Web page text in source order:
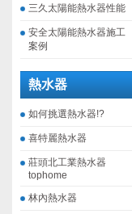
三久太陽能熱水器性能
安全太陽能熱水器施工
案例
熱水器
如何挑選熱水器!?
喜特麗熱水器
莊頭北工業熱水器
tophome
林內熱水器